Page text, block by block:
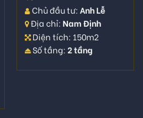
Chủ đầu tư: Anh Lễ
Địa chỉ: Nam Định
Diện tích: 150m2
Số tầng: 2 tầng